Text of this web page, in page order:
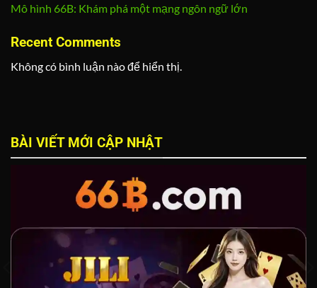
Mô hình 66B: Khám phá một mạng ngôn ngữ lớn
Recent Comments
Không có bình luận nào để hiển thị.
BÀI VIẾT MỚI CẬP NHẬT